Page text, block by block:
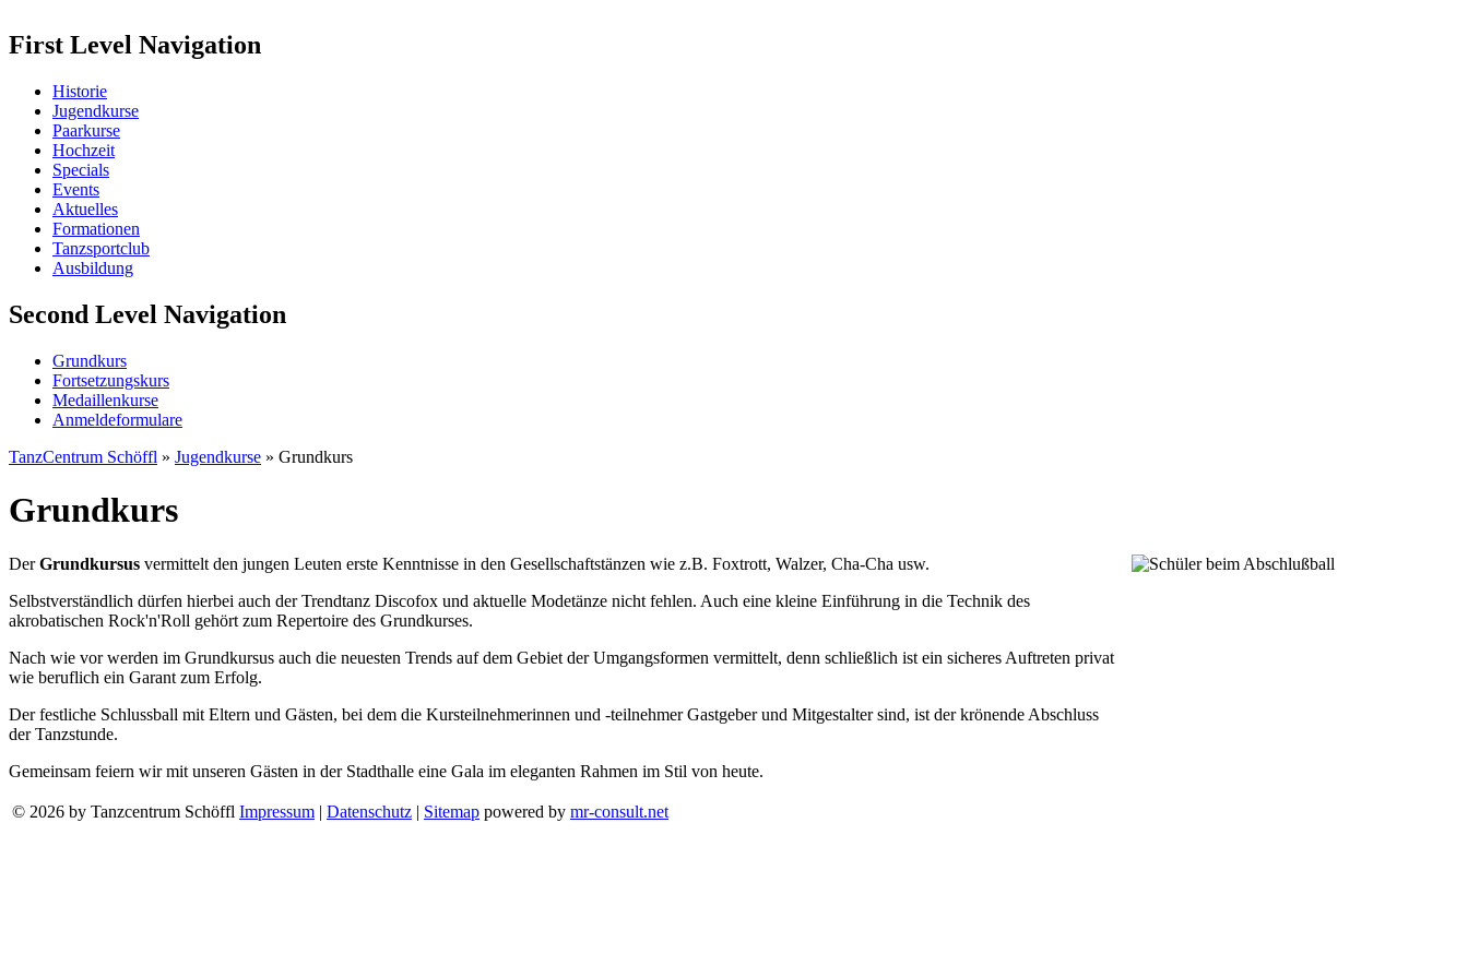
First Level Navigation
Historie
Jugendkurse
Paarkurse
Hochzeit
Specials
Events
Aktuelles
Formationen
Tanzsportclub
Ausbildung
Second Level Navigation
Grundkurs
Fortsetzungskurs
Medaillenkurse
Anmeldeformulare
TanzCentrum Schöffl » Jugendkurse » Grundkurs
Grundkurs
DerGrundkursus vermittelt den jungen Leuten erste Kenntnisse in den Gesellschaftstänzen wie z.B. Foxtrott, Walzer, Cha-Cha usw.
Selbstverständlich dürfen hierbei auch der Trendtanz Discofox und aktuelle Modetänze nicht fehlen. Auch eine kleine Einführung in die Technik des
akrobatischen Rock'n'Roll gehört zum Repertoire des Grundkurses.
Nach wie vor werden im Grundkursus auch die neuesten Trends auf dem Gebiet der Umgangsformen vermittelt, denn schließlich ist ein sicheres Auftreten privat
wie beruflich ein Garant zum Erfolg.
Der festliche Schlussball mit Eltern und Gästen, bei dem die Kursteilnehmerinnen und -teilnehmer Gastgeber und Mitgestalter sind, ist der krönende Abschluss
der Tanzstunde.
Gemeinsam feiern wir mit unseren Gästen in der Stadthalle eine Gala im eleganten Rahmen im Stil von heute.
© 2026 by Tanzcentrum Schöffl Impressum | Datenschutz | Sitemap powered by mr-consult.net